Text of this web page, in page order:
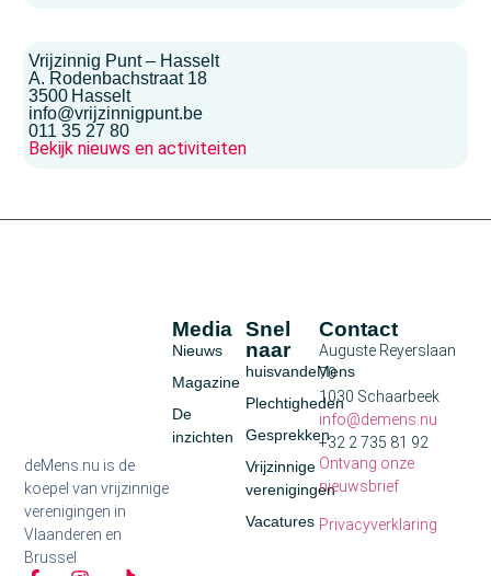
Vrijzinnig Punt – Hasselt
A. Rodenbachstraat 18
3500 Hasselt
info@vrijzinnigpunt.be
011 35 27 80
Bekijk nieuws en activiteiten
deMens.nu is de
koepel van vrijzinnige
verenigingen in
Vlaanderen en
Brussel
Snel
naar
huisvandeMens
Plechtigheden
Gesprekken
Vrijzinnige
verenigingen
Vacatures
Media
Nieuws
Magazine
De
inzichten
Contact
Auguste Reyerslaan
70
1030 Schaarbeek
info@demens.nu
+32 2 735 81 92
Ontvang onze
nieuwsbrief
Privacyverklaring